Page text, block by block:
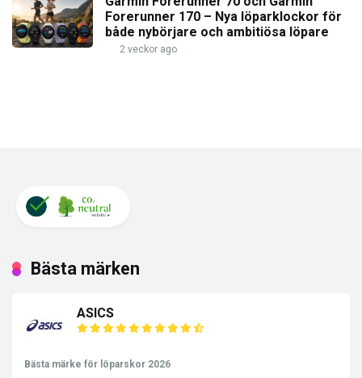
Forerunner 170 – Nya löparklockor för
både nybörjare och ambitiösa löpare
2 veckor ago
Bästa märken
ASICS
Bästa märke för löparskor 2026